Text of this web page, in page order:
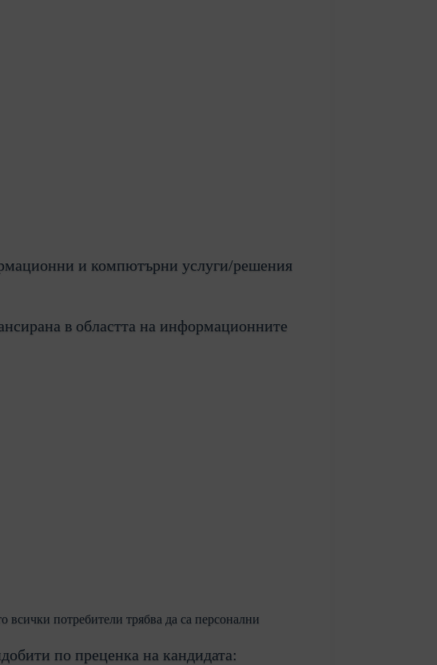
и компютърни услуги/решения
в областта на информационните
потребители трябва да са персонални
по преценка на кандидата: